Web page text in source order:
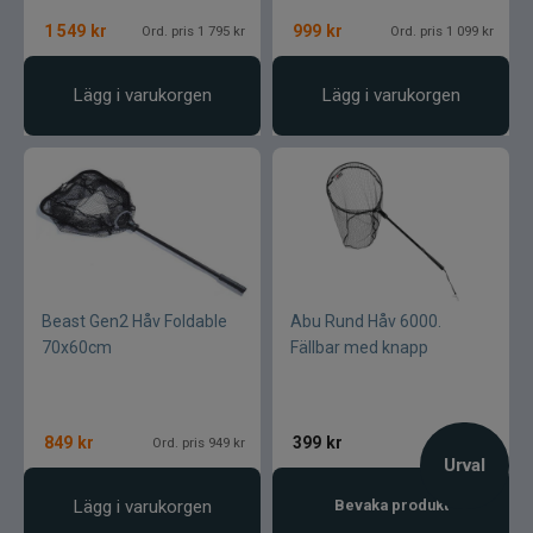
Urval
1 549 kr Ord. pris 1 795 kr
Lägg i varukorgen
999 kr Ord. pris 1 099 kr
Lägg i varukorgen
Beast Gen2 Håv Foldable
70x60cm
849 kr Ord. pris 949 kr
Lägg i varukorgen
Abu Rund Håv 6000.
Fällbar med knapp
399 kr
Bevaka produkt